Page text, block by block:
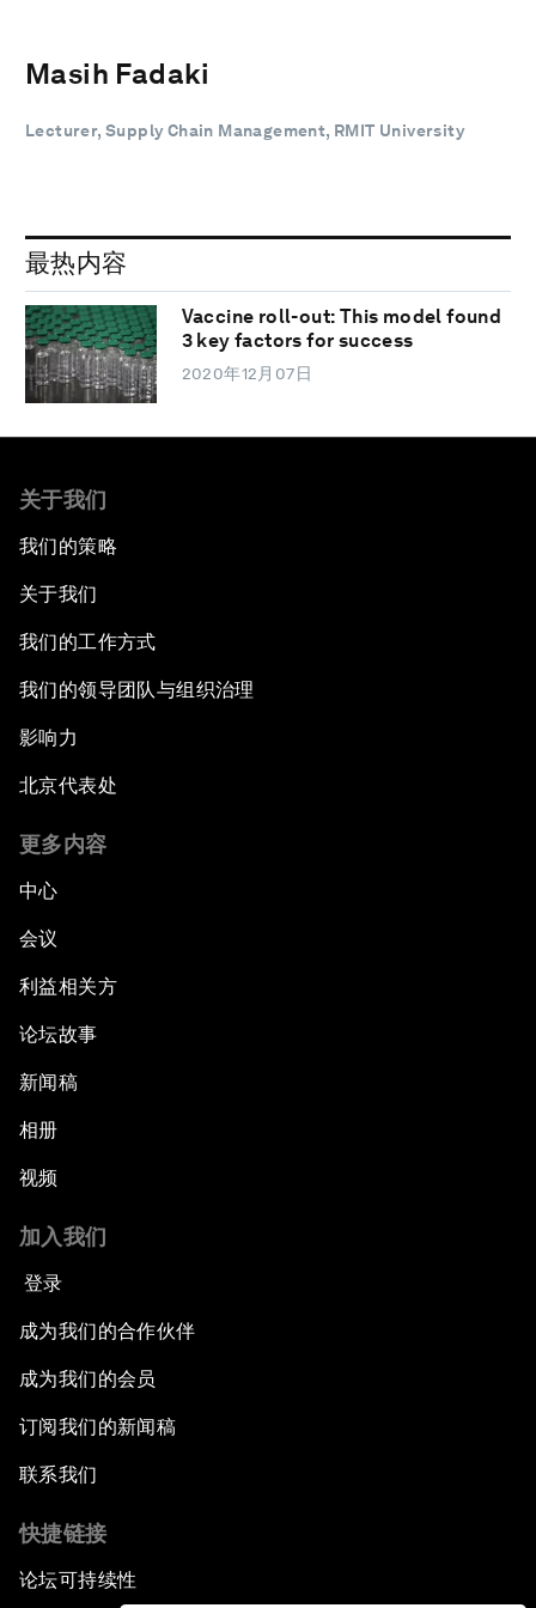
Masih Fadaki
Lecturer, Supply Chain Management, RMIT University
最热内容
Vaccine roll-out: This model found
3 key factors for success
2020年12月07日
关于我们
我们的策略
关于我们
我们的工作方式
我们的领导团队与组织治理
影响力
北京代表处
更多内容
中心
会议
利益相关方
论坛故事
新闻稿
相册
视频
加入我们
登录
成为我们的合作伙伴
成为我们的会员
订阅我们的新闻稿
联系我们
快捷链接
论坛可持续性